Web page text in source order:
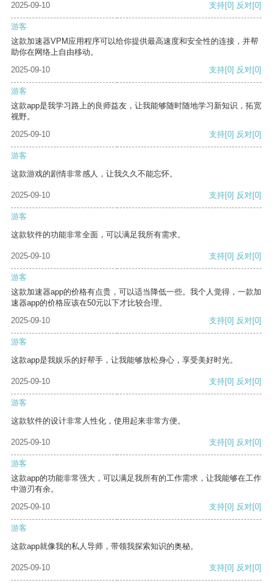
2025-09-10
支持[0] 反对[0]
游客
这款加速器VPM应用程序可以给你提供最高速度和安全性的连接，并帮
助你在网络上自由移动。
2025-09-10
支持[0] 反对[0]
游客
这款app是我学习路上的良师益友，让我能够随时随地学习新知识，拓宽
视野。
2025-09-10
支持[0] 反对[0]
游客
这款游戏的剧情非常感人，让我久久不能忘怀。
2025-09-10 支持[0] 反对[0]
游客
这款软件的功能非常全面，可以满足我所有需求。
2025-09-10 支持[0] 反对[0]
游客
这款加速器app的价格有点贵，可以适当降低一些。我个人觉得，一款加
速器app的价格应该在50元以下才比较合理。
2025-09-10
支持[0] 反对[0]
游客
这款app是我娱乐的好帮手，让我能够放松身心，享受美好时光。
2025-09-10 支持[0] 反对[0]
游客
这款软件的设计非常人性化，使用起来非常方便。
2025-09-10 支持[0] 反对[0]
游客
这款app的功能非常强大，可以满足我所有的工作需求，让我能够在工作
中游刃有余。
2025-09-10
支持[0] 反对[0]
游客
这款app就像我的私人导师，带领我探索知识的奥秘。
2025-09-10 支持[0] 反对[0]